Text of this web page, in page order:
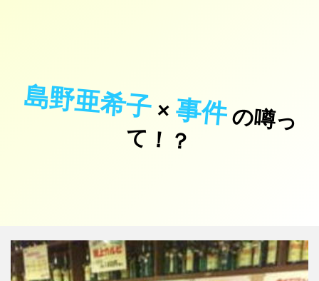
島野亜希子×事件の
噂
っ
て
！
？